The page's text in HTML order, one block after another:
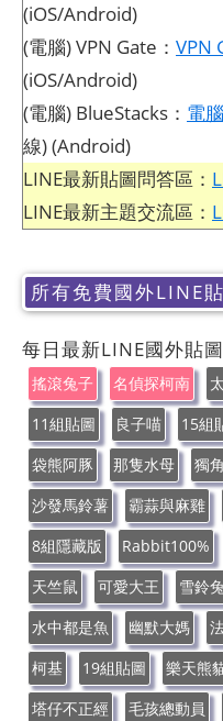
(iOS/Android)
(電腦) VPN Gate： VPN
(iOS/Android)
(電腦) BlueStacks： 電
線) (Android)
LINE最新貼圖問答區：
LINE最新主題交流區：
所有免費國外LINE
每日最新LINE國外貼
搖滾兔子 名偵探柯南
11組貼圖
良子喵 15組
袋熊阿豚
那隻水母 獨
沙發馬鈴薯
霸蒜與麻雞
8組隱藏版
Rabbit100%
天竺鼠
可愛大王 雪鈴
水中都是魚
幽默大媽
柯基
19組貼圖 樂天熊
塔仔不正經
毛孩總動員